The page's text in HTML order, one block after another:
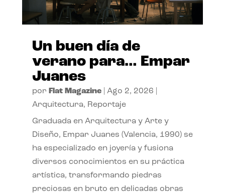
Un buen día de
verano para… Empar
Juanes
por Flat Magazine| Ago 2, 2026
Arquitectura, Reportaje
Graduada en Arquitectura y Arte y
Diseño, Empar Juanes (Valencia, 1990) se
ha especializado en joyería y fusiona
diversos conocimientos en su práctica
artística, transformando piedras
preciosas en bruto en delicadas obras